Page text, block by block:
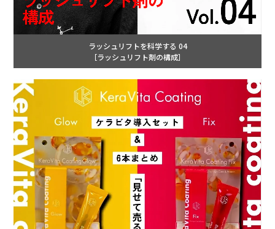
ラッシュリフトを科学する 04
［ラッシュリフト剤の構成］